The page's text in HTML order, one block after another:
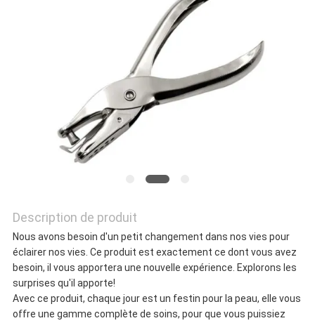
NOUVELLES
DEMANDEZ
UN DEVIS
PLAN
Description de produit
Nous avons besoin d'un petit changement dans nos vies pour
éclairer nos vies. Ce produit est exactement ce dont vous avez
besoin, il vous apportera une nouvelle expérience. Explorons les
surprises qu'il apporte!
Avec ce produit, chaque jour est un festin pour la peau, elle vous
offre une gamme complète de soins, pour que vous puissiez